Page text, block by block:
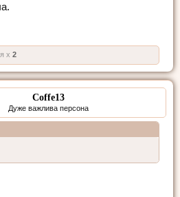
x 2
Coffe13
Дуже важлива персона